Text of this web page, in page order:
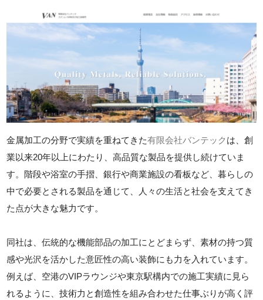
金属加工の分野で実績を重ねてきた有限会社バンテック は、創
業以来20年以上にわたり、高品質な製品を提供し続けていま
す。階段や浴室の手摺、銀行や商業施設の看板など、暮らしの
中で必要とされる製品を通じて、人々の生活と社会を支えてき
た点が大きな魅力です。
同社は、伝統的な機能部品の加工にとどまらず、素材の持つ質
感や光沢を活かした意匠性の高い装飾にも力を入れています。
例えば、空港のVIPラウンジや東京駅構内での施工実績に見ら
れるように、技術力と創造性を組み合わせた仕事ぶりが高く評